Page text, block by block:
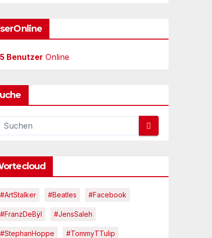
Benutzer Online
#ArtStalker #Beatles #Facebook
#FranzDeBÿl #JensSaleh
#StephanHoppe #TommyTTulip